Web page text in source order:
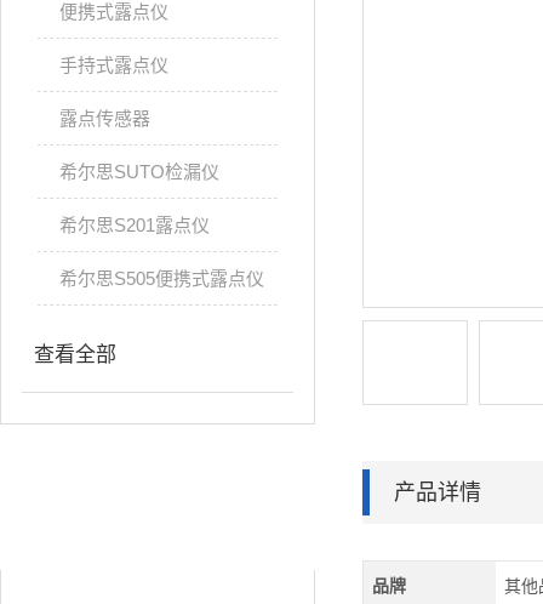
便携式露点仪
手持式露点仪
露点传感器
希尔思SUTO检漏仪
希尔思S201露点仪
希尔思S505便携式露点仪
查看全部
产品详情
品牌 其他